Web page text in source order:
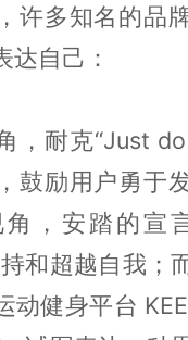
许多知名的品
达自己：
，耐克“Just
鼓励用户勇于
，安踏的宣
和超越自我；
动健身平台